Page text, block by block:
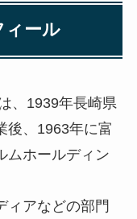
ィール
、1939年長崎県
後、1963年に富
ムホールディン
ィアなどの部門